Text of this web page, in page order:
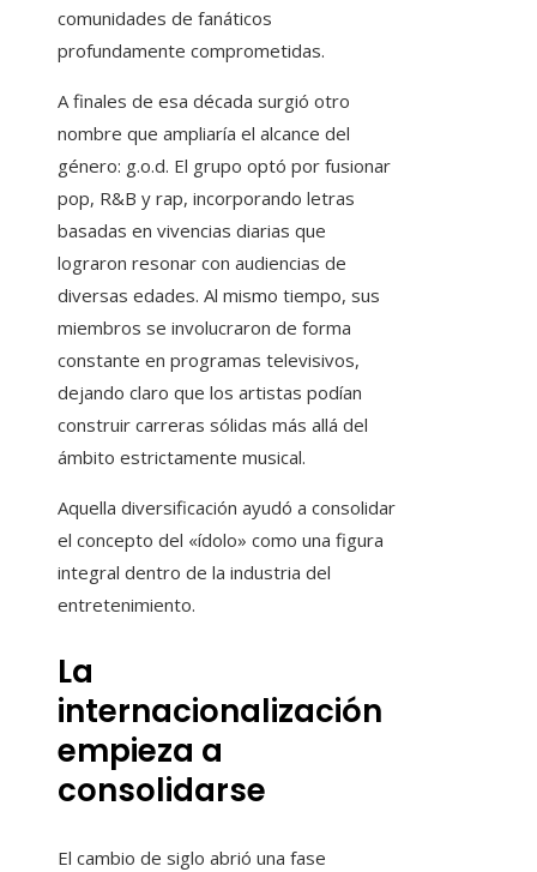
comunidades de fanáticos
profundamente comprometidas.
A finales de esa década surgió otro
nombre que ampliaría el alcance del
género: g.o.d. El grupo optó por fusionar
pop, R&B y rap, incorporando letras
basadas en vivencias diarias que
lograron resonar con audiencias de
diversas edades. Al mismo tiempo, sus
miembros se involucraron de forma
constante en programas televisivos,
dejando claro que los artistas podían
construir carreras sólidas más allá del
ámbito estrictamente musical.
Aquella diversificación ayudó a consolidar
el concepto del «ídolo» como una figura
integral dentro de la industria del
entretenimiento.
La
internacionalización
empieza a
consolidarse
El cambio de siglo abrió una fase